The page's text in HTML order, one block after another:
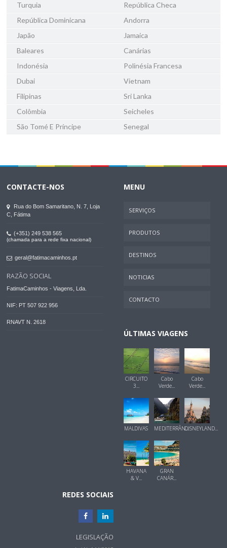
Turquia
República Checa
República Dominicana
Andorra
Japão
Jamaica
Baleares
Canárias
Indonésia
Polinésia Francesa
Dubai
Vietnam
Filipinas
Sri Lanka
Colômbia
Seicheles
São Tomé E Príncipe
Senegal
CONTACTE-NOS
Rua do Bom Samaritano, N. 7, Loja
C, Fátima
(+351) 249 538 565
(chamada para a rede fixa nacional)
geral@fatimacaminhos.pt
RAZÃO SOCIAL
FatimaCaminhos - Viagens, Lda.
NIF: PT 507 922 956
RNAVT N. 2618
MENU
SERVIÇOS
PRODUTOS
DESTINOS
NOTICIAS
CONTACTO
ÚLTIMAS VIAGENS
CIRCUITO
3...
Cabo
Verde...
Cabo
Verde...
MALDIVAS MEDITERRÂN...DISNEYLAND...
HAVANA
& V...
GRAN
CANÁR...
REDES SOCIAIS
LEGISLAÇÃO